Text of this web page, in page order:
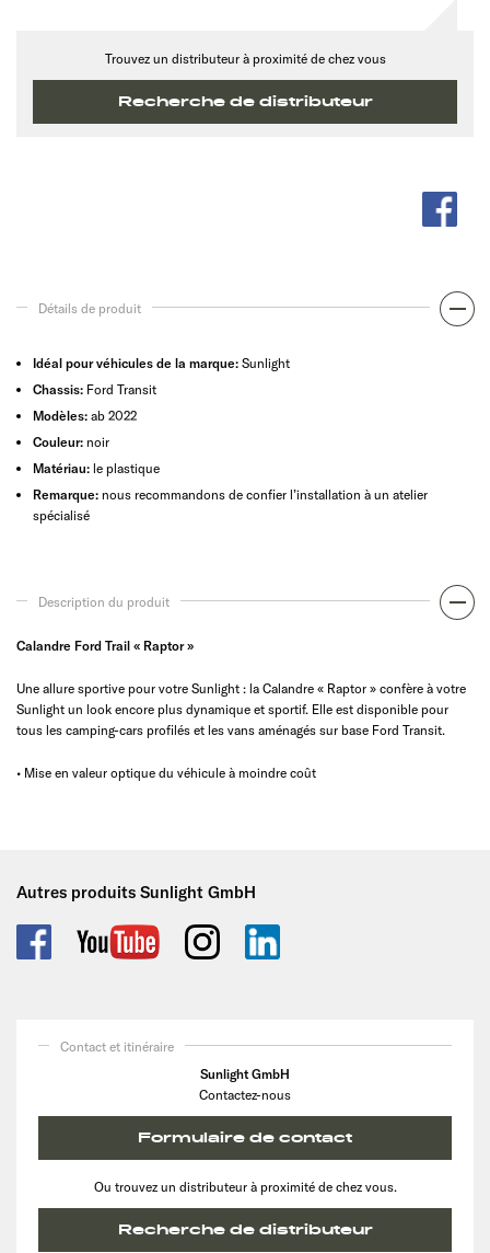
Trouvez un distributeur à proximité de chez vous
Recherche de distributeur
Détails de produit
Idéal pour véhicules de la marque: Sunlight
Chassis: Ford Transit
Modèles: ab 2022
Couleur: noir
Matériau: le plastique
Remarque: nous recommandons de confier l’installation à un atelier
spécialisé
Description du produit
Calandre Ford Trail « Raptor »
Une allure sportive pour votre Sunlight : la Calandre « Raptor » confère à votre
Sunlight un look encore plus dynamique et sportif. Elle est disponible pour
tous les camping-cars profilés et les vans aménagés sur base Ford Transit.
• Mise en valeur optique du véhicule à moindre coût
Autres produits Sunlight GmbH
Contact et itinéraire
Sunlight GmbH
Contactez-nous
Formulaire de contact
Ou trouvez un distributeur à proximité de chez vous.
Recherche de distributeur